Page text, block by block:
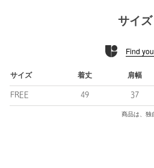
フライスのストレッチ性も兼ね備え
今シーズンは洗濯機洗いに対応し、
イルにマッチ。
ヘルシーな一枚着として女性らしく
サイズ
Find
サイズ 着丈 肩幅
FREE 49 37
商品は、独